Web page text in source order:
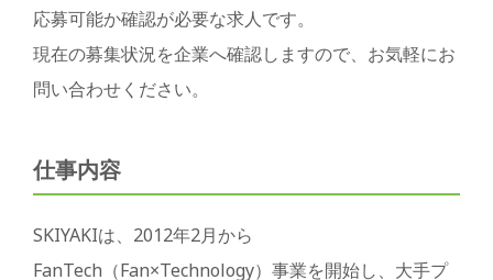
応募可能か確認が必要な求人です。
現在の募集状況を企業へ確認しますので、お気軽にお
問い合わせください。
仕事内容
SKIYAKIは、2012年2月から
FanTech（Fan×Technology）事業を開始し、大手プ